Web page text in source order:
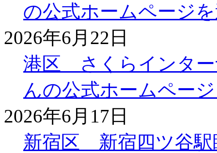
の公式ホームページ
2026年6月22日
港区 さくらインター
んの公式ホームペー
2026年6月17日
新宿区 新宿四ツ谷駅